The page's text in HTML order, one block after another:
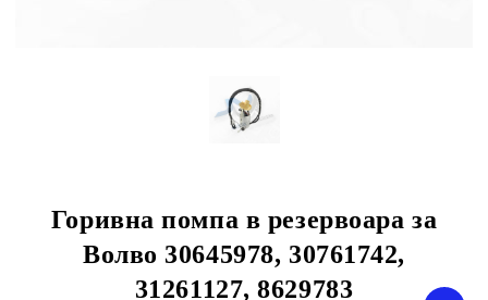
Горивна помпа в резервоара за
Волво 30645978, 30761742,
31261127, 8629783